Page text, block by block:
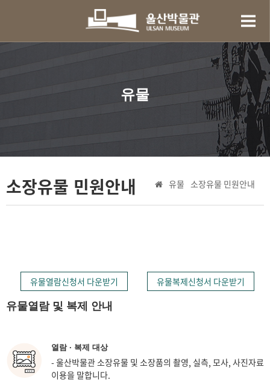
유물
소장유물 민원안내 유물 소장유물 민원안내
유물복제신청서 다운받기
유물열람신청서 다운받기
유물열람 및 복제 안내
열람 · 복제 대상
- 울산박물관 소장유물 및 소장품의 촬영, 실측, 모사, 사진자료
이용을 말합니다.